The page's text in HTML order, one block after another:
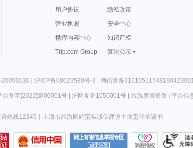
用户协议
隐私政策
营业执照
安全中心
携程内容中心
知识产权
Trip.com Group
算法公示
20050130 | 沪ICP备08023580号-3 | 网信算备
台备字[2022]第00001号| 沪网食备1050001号| 旅游度假资质| 平台信
热线12345 上海市旅游网站落实诚信建设主体责任承诺书